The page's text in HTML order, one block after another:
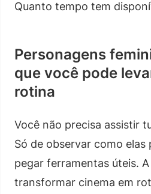
Quanto tempo tem
Personagens
que você pode
rotina
Você não precisa assistir
Só de observar como elas
pegar ferramentas úteis.
transformar cinema em